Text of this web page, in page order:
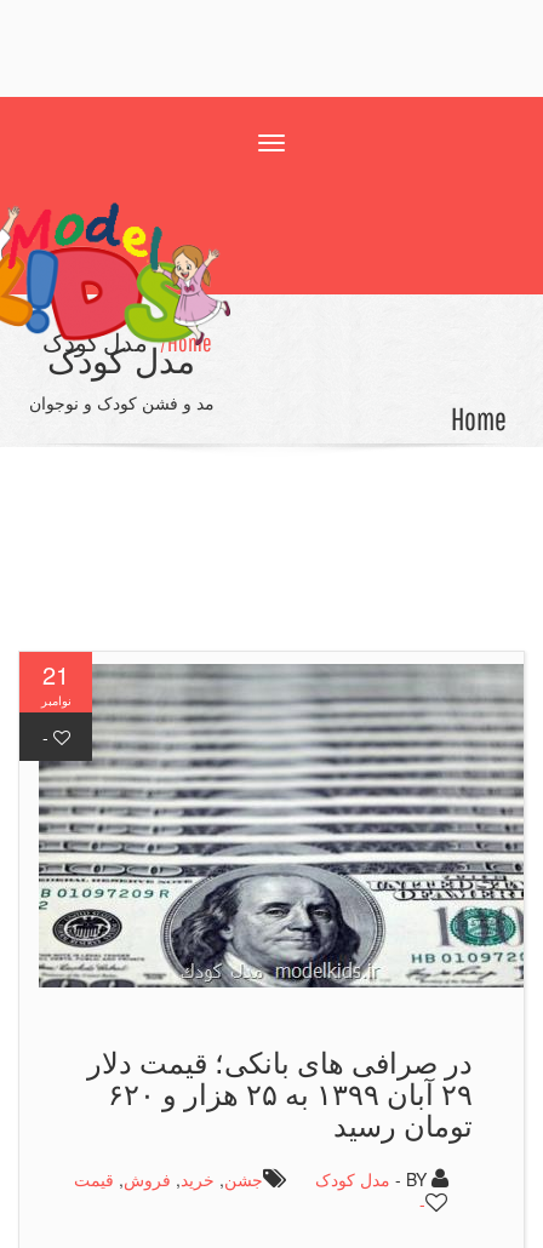
مدل کودک
مد و فشن کودک و نوجوان
مدل کودک
21
نوامبر
-
در صرافی های بانكی؛ قیمت دلار
۲۹ آبان ۱۳۹۹ به ۲۵ هزار و ۶۲۰
تومان رسید
مدل کودک جشن,خرید,فروش, قیمت